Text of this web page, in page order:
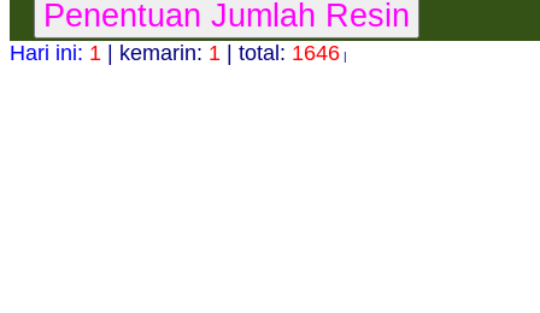
Hari ini: 1 | kemarin: 1 | total: 1646 |